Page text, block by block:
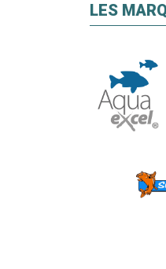
LES